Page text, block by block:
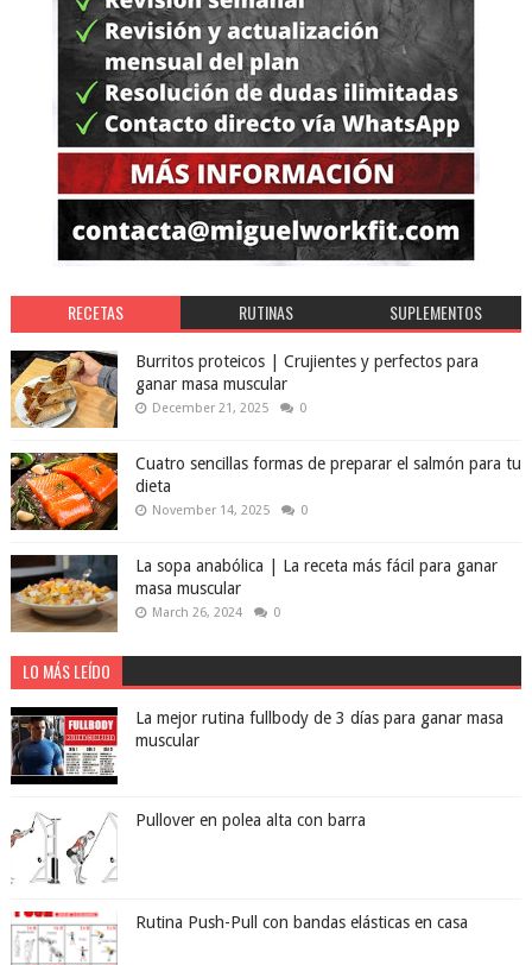
RECETAS RUTINAS SUPLEMENTOS
Burritos proteicos | Crujientes y perfectos para
ganar masa muscular
December 21, 2025 0
Cuatro sencillas formas de preparar el salmón para tu
dieta
November 14, 2025 0
La sopa anabólica | La receta más fácil para ganar
masa muscular
March 26, 2024 0
LO MÁS LEÍDO
La mejor rutina fullbody de 3 días para ganar masa
muscular
Pullover en polea alta con barra
Rutina Push-Pull con bandas elásticas en casa